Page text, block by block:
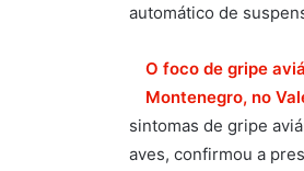
automático de
O foco de gripe
Montenegro, no
sintomas de gripe
aves, confirmou a